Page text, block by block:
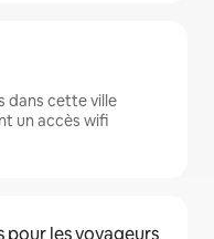
dans cette ville
un accès wifi
les voyageurs